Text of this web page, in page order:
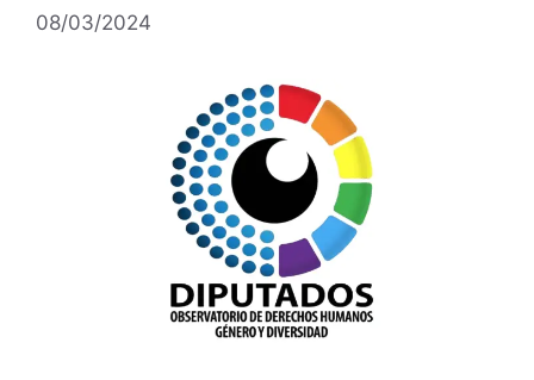
08/03/2024